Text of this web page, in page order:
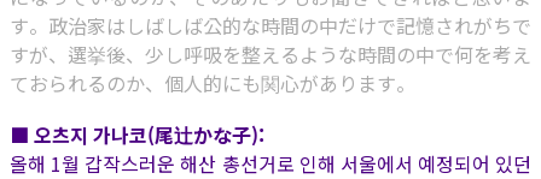
す。政治家はしばしば公的な時間の中だけで記憶されがちで
すが、選挙後、少し呼吸を整えるような時間の中で何を考え
ておられるのか、個人的にも関心があります。
■ 오츠지 가나코(尾辻かな子):
올해 1월 갑작스러운 해산 총선거로 인해 서울에서 예정되어 있던